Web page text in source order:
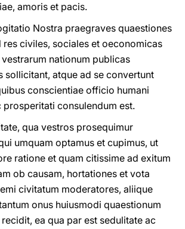
amoris et pacis.
Nostra praegraves quaestiones
civiles, sociales et oeconomicas
nationum publicas
sollicitant, atque ad se convertunt
conscientiae officio humani
prosperitati consulendum est.
qua vestros prosequimur
umquam optamus et cupimus, ut
ratione et quam citissime ad exitum
ob causam, hortationes et vota
civitatum moderatores, aliique
onus huiusmodi quaestionum
ea qua par est sedulitate ac